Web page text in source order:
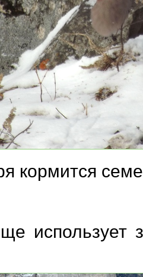
кормится
использует